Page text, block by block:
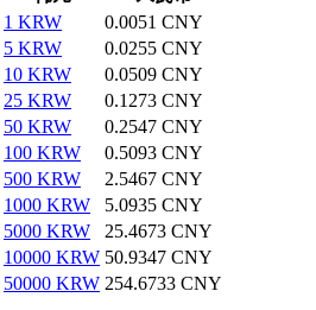
1 KRW
0.0051 CNY
5 KRW
0.0255 CNY
10 KRW
0.0509 CNY
25 KRW
0.1273 CNY
50 KRW
0.2547 CNY
100 KRW
0.5093 CNY
500 KRW
2.5467 CNY
1000 KRW
5.0935 CNY
5000 KRW
25.4673 CNY
10000 KRW 50.9347 CNY
50000 KRW 254.6733 CNY